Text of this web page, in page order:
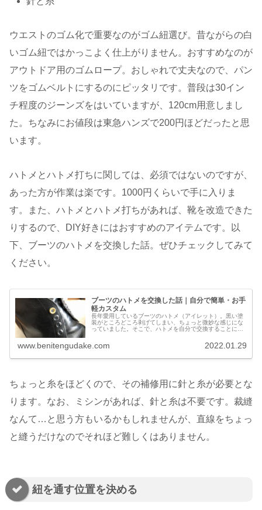
ウエストのゴム化で重要なのがゴム紐選び。昔ながらの白
いゴム紐ではかっこよく仕上がりません。おすすめなのが
アウトドア用のゴムロープ。おしゃれで丈夫なので、パン
ツをゴムベルトにするのにピッタリです。普段は30イン
チ程度のジーンズをはいていますが、120cm用意しまし
た。ちなみにお値段は東急ハンズで200円ほどだったと思
います。
ハトメとハトメ打ちに関しては、必須ではないのですが、
あった方が作業は楽です。1000円くらいで手に入りま
す。また、ハトメとハトメ打ちがあれば、靴を改造できた
りするので、DIY好きにはおすすめのアイテムです。以
下、ブーツのハトメを交換した話。ぜひチェックしてみて
ください。
ブーツのハトメを交換した話｜自分で簡単・お手
軽カスタム
長年愛用しているブーツのハトメ（アイレット）。黒い塗
装がところどころ剥げてしまい、ちょっと微妙な感じにな
っていました。そこで、ハトメを自分で交換することに。
www.benitengudake.com 2022.01.29
ちょっと糸をほどくので、その補修用に針と糸が必要とな
ります。なお、ミシンがあれば、針と糸は不要です。裁縫
なんて…と思う方もいるかもしれませんが、直線をちょっ
と縫うだけなのでそれほど難しくはありません。
紐を通す位置を決める